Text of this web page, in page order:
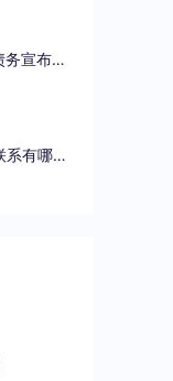
贵州遵义最大城投逾155亿元债务宣布重组
银行汇票和银行本票的区别和联系有哪些（一文读懂支票、本票和汇票的区别）